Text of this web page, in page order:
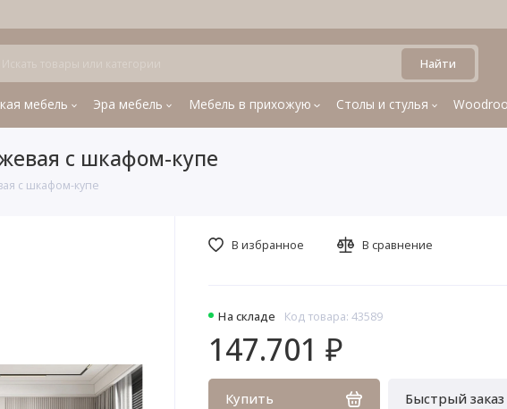
Найти
мебель Эра мебель Мебель в прихожую Столы и стулья
с шкафом-купе
с шкафом-купе
На складе Код товара: 43589
147.701 ₽
Купить Быстрый заказ
В избранное В сравнение